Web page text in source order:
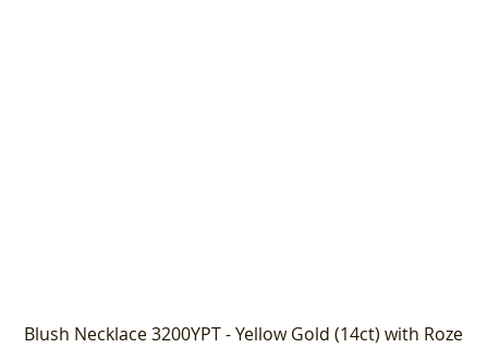
Blush Necklace 3200YPT - Yellow Gold (14ct) with Roze